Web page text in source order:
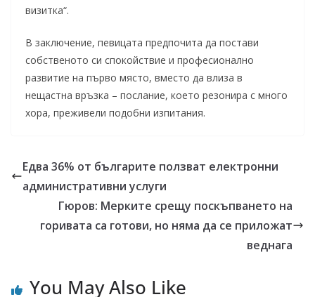
визитка“.
В заключение, певицата предпочита да постави
собственото си спокойствие и професионално
развитие на първо място, вместо да влиза в
нещастна връзка – послание, което резонира с много
хора, преживели подобни изпитания.
Едва 36% от българите ползват електронни
административни услуги
Гюров: Мерките срещу поскъпването на
горивата са готови, но няма да се приложат
веднага
You May Also Like